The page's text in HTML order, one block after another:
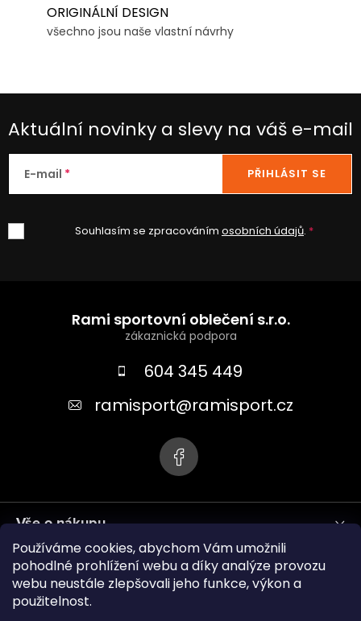
Používáme cookies, abychom Vám umožnili
pohodlné prohlížení webu a díky analýze provozu
webu neustále zlepšovali jeho funkce, výkon a
použitelnost.
ORIGINÁLNÍ DESIGN
všechno jsou naše vlastní návrhy
Aktuální novinky a slevy na váš e-mail
E-mail
Souhlasím se zpracováním osobních údajů.
PŘIHLÁSIT SE
Rami sportovní oblečení s.r.o.
604 345 449
ramisport@ramisport.cz
Vše o nákupu
Informace pro vás